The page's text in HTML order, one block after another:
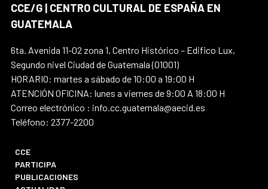
CCE/G | CENTRO CULTURAL DE ESPAÑA EN
GUATEMALA
6ta. Avenida 11-02 zona 1, Centro Histórico – Edifico Lux,
Segundo nivel Ciudad de Guatemala (01001)
HORARIO: martes a sábado de 10:00 a 19:00 H
ATENCIÓN OFICINA: lunes a viernes de 9:00 A 18:00 H
Correo electrónico : info.cc.guatemala@aecid.es
Teléfono: 2377-2200
CCE
PARTICIPA
PUBLICACIONES